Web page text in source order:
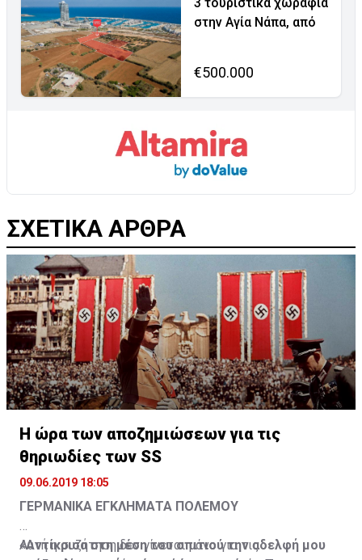
στην Αγία Νάπα, από
€500.000
ΣΧΕΤΙΚΑ ΑΡΘΡΑ
Η ώρα των αποζημιώσεων για τις
θηριωδίες των SS
09.06.2019 18:05
ΓΕΡΜΑΝΙΚΑ ΕΓΚΛΗΜΑΤΑ ΠΟΛΕΜΟΥ
«Αντίκρισα στη μέση του σπιτιού την αδελφή μου
Αυτή η συζήτηση δεν γίνεται μόνο για τις